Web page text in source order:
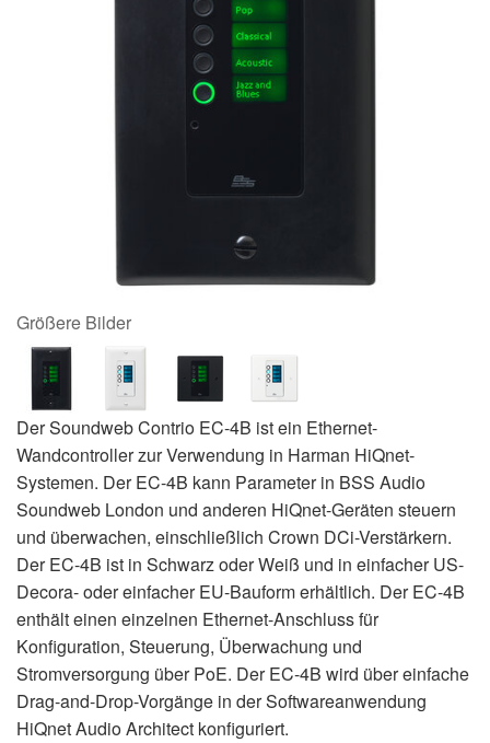
Größere Bilder
Der Soundweb Contrio EC-4B ist ein Ethernet-
Wandcontroller zur Verwendung in Harman HiQnet-
Systemen. Der EC-4B kann Parameter in BSS Audio
Soundweb London und anderen HiQnet-Geräten steuern
und überwachen, einschließlich Crown DCi-Verstärkern.
Der EC-4B ist in Schwarz oder Weiß und in einfacher US-
Decora- oder einfacher EU-Bauform erhältlich. Der EC-4B
enthält einen einzelnen Ethernet-Anschluss für
Konfiguration, Steuerung, Überwachung und
Stromversorgung über PoE. Der EC-4B wird über einfache
Drag-and-Drop-Vorgänge in der Softwareanwendung
HiQnet Audio Architect konfiguriert.